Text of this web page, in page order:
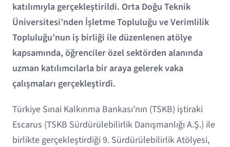
katılımıyla gerçekleştirildi. Orta Doğu Teknik
Üniversitesi’nden İşletme Topluluğu ve Verimlilik
Topluluğu’nun iş birliği ile düzenlenen atölye
kapsamında, öğrenciler özel sektörden alanında
uzman katılımcılarla bir araya gelerek vaka
çalışmaları gerçekleştirdi.
Türkiye Sınai Kalkınma Bankası’nın (TSKB) iştiraki
Escarus (TSKB Sürdürülebilirlik Danışmanlığı A.Ş.) ile
birlikte gerçekleştirdiği 9. Sürdürülebilirlik Atölyesi,